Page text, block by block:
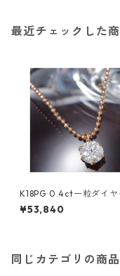
最近チェックした
K18PG 0.4ct一粒ダイヤ
ドペンダント/ネックレス
ピンクゴールドネックレ
¥53,840
同じカテゴリの商品